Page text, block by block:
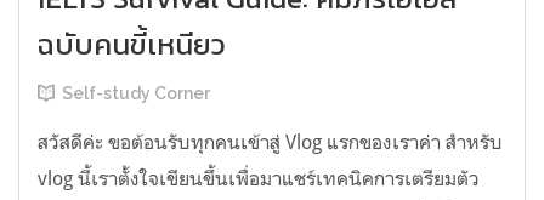
ฉบับคนขี้เหนียว
Self-study Corner
สวัสดีค่ะ ขอต้อนรับทุกคนเข้าสู่ Vlog แรกของเราค่า สำหรับ
vlog นี้เราตั้งใจเขียนขึ้นเพื่อมาแชร์เทคนิคการเตรียมตัว